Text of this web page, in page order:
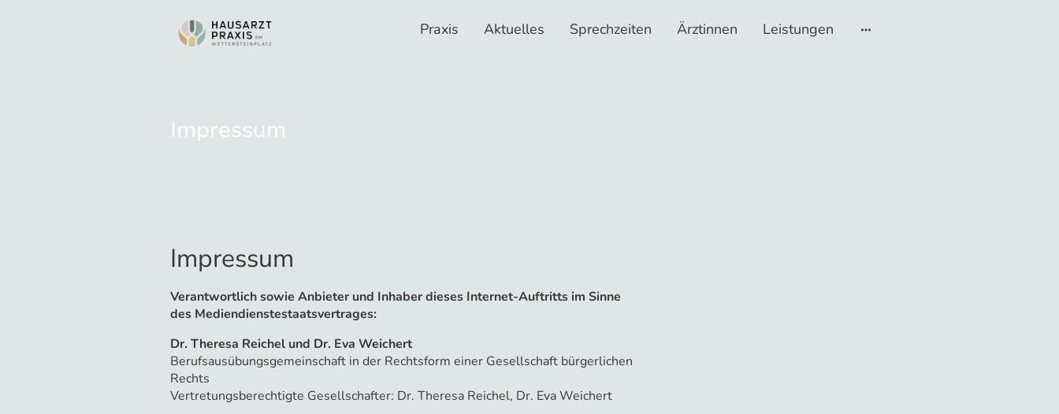
Praxis Aktuelles Sprechzeiten Ärztinnen Leistungen
Impressum
Impressum
Verantwortlich sowie Anbieter und Inhaber dieses Internet-Auftritts im Sinne
des Mediendienstestaatsvertrages:
Dr. Theresa Reichel und Dr. Eva Weichert
Berufsausübungsgemeinschaft in der Rechtsform einer Gesellschaft bürgerlichen
Rechts
Vertretungsberechtigte Gesellschafter: Dr. Theresa Reichel, Dr. Eva Weichert